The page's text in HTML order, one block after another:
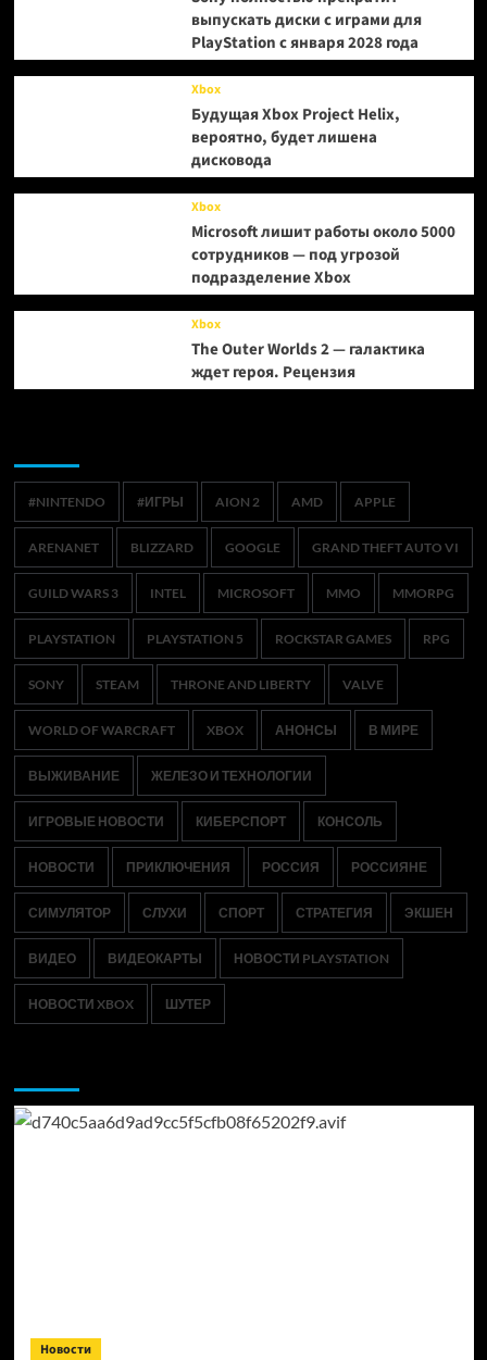
выпускать диски с играми для
PlayStation с января 2028 года
Xbox
Будущая Xbox Project Helix,
вероятно, будет лишена
дисковода
Xbox
Microsoft лишит работы около 5000
сотрудников — под угрозой
подразделение Xbox
Xbox
The Outer Worlds 2 — галактика
ждет героя. Рецензия
#NINTENDO #ИГРЫ AION 2 AMD APPLE
ARENANET BLIZZARD GOOGLE GRAND THEFT AUTO VI
GUILD WARS 3 INTEL MICROSOFT MMO MMORPG
PLAYSTATION PLAYSTATION 5 ROCKSTAR GAMES RPG
SONY STEAM THRONE AND LIBERTY VALVE
WORLD OF WARCRAFT XBOX АНОНСЫ В МИРЕ
ВЫЖИВАНИЕ ЖЕЛЕЗО И ТЕХНОЛОГИИ
ИГРОВЫЕ НОВОСТИ КИБЕРСПОРТ КОНСОЛЬ
НОВОСТИ ПРИКЛЮЧЕНИЯ РОССИЯ РОССИЯНЕ
СИМУЛЯТОР СЛУХИ СПОРТ СТРАТЕГИЯ ЭКШЕН
ВИДЕО ВИДЕОКАРТЫ НОВОСТИ PLAYSTATION
НОВОСТИ XBOX ШУТЕР
Новости